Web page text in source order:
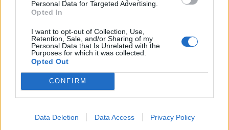
Personal Data for Targeted Advertising.
Opted In
I want to opt-out of Collection, Use,
Retention, Sale, and/or Sharing of my
Personal Data that Is Unrelated with the
Purposes for which it was collected.
Opted Out
CONFIRM
Data Deletion Data Access Privacy Policy
iemācīties draudzēties, ir rādīt savu priekšzīmi, ko
nozīmē būt labam draugam. Ko vari darīt pats?
- Nebaidies būt smieklīgs. Nodemonstrē, ka ar
humoru iespējams atrisināt grūtības un reizēm ir
veselīgi pasmieties arī par sevi. Piemēram, darbojies
izspēlējot dažādu attiecību un notikumu piemērus.